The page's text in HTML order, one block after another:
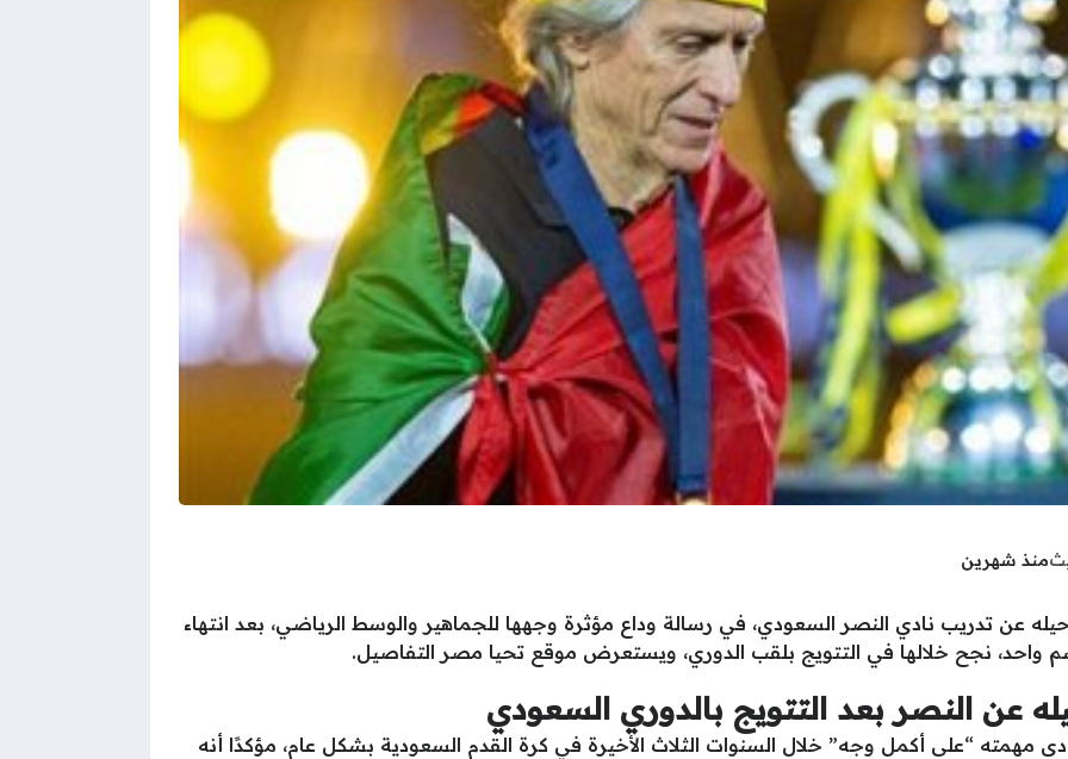
منذ شهرين
عن تدريب نادي النصر السعودي، في رسالة وداع مؤثرة وجهها للجماهير والوسط الرياضي، بعد انتهاء
واحد، نجح خلالها في التتويج بلقب الدوري، ويستعرض موقع تحيا مصر التفاصيل.
النصر بعد التتويج بالدوري السعودي
“على أكمل وجه” خلال السنوات الثلاث الأخيرة في كرة القدم السعودية بشكل عام، مؤكدًا أنه